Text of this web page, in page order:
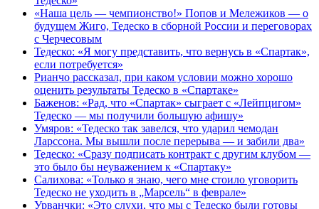
«Наша цель — чемпионство!» Попов и Мележиков — о
будущем Жиго, Тедеско в сборной России и переговорах
с Черчесовым
Тедеско: «Я могу представить, что вернусь в «Спартак»,
если потребуется»
Рианчо рассказал, при каком условии можно хорошо
оценить результаты Тедеско в «Спартаке»
Баженов: «Рад, что «Спартак» сыграет с «Лейпцигом»
Тедеско — мы получили большую афишу»
Умяров: «Тедеско так завелся, что ударил чемодан
Ларссона. Мы вышли после перерыва — и забили два»
Тедеско: «Сразу подписать контракт с другим клубом —
это было бы неуважением к «Спартаку»
Салихова: «Только я знаю, чего мне стоило уговорить
Тедеско не уходить в „Марсель“ в феврале»
Урванчки: «Это слухи, что мы с Тедеско были готовы